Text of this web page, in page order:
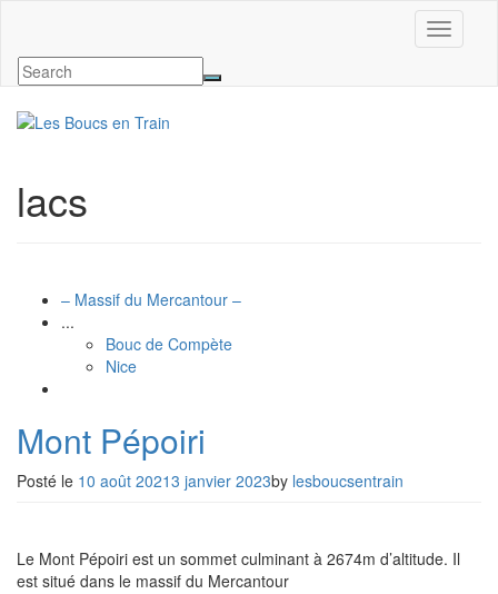
Ouvrir/
lacs
– Massif du Mercantour –
...
Bouc de Compète
Nice
Mont Pépoiri
Posté le 10 août 20213 janvier 2023by lesboucsentrain
Le Mont Pépoiri est un sommet culminant à 2674m d’altitude. Il
est situé dans le massif du Mercantour